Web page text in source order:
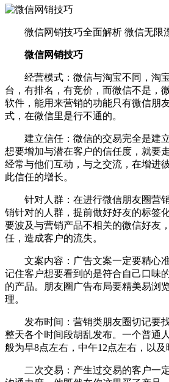
微信网销技巧全面解析 微信无限
微信网销技巧
经营模式：微信与淘宝不同，淘
台，有排名，有竞价，而微信不是，
软件，能用来营销的功能只有微信朋
式，在微信里是行不通的。
建立信任：微信的交易完全是建立
想要增加与潜在客户的信任度，就要
经常与他们互动，与之交流，在增进
此信任的增长。
针对人群：在进行微信朋友圈营
销针对的人群，提前做好好友的标签
要波及与营销产品不相关的微信好友
任，造成客户的流失。
文案内容：广告文案一定要精心
记住客户想要看到的是符合自己口味
的产品。朋友圈广告布局要精美易浏
理。
发布时间：营销类朋友圈切记要
整天各个时间段胡乱发布。一个普通
般为早8点左右，中午12点左右，以及
二次交易：产生过交易的客户一定